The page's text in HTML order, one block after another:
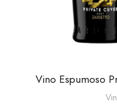
Vino Espumoso